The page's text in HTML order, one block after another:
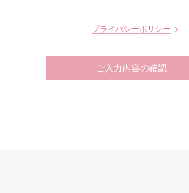
プライバシーポリシー
ご入力内容の確認